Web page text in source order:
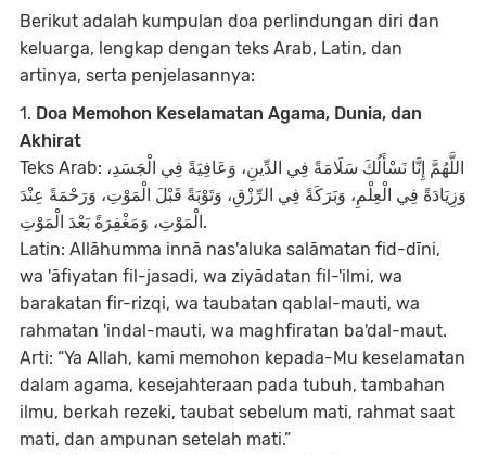
Berikut adalah kumpulan doa perlindungan diri dan
keluarga, lengkap dengan teks Arab, Latin, dan
artinya, serta penjelasannya:
1. Doa Memohon Keselamatan Agama, Dunia, dan
Akhirat
Teks Arab: اللَّهُمَّ إِنَّا نَسْأَلُكَ سَلَامَةً فِي الدِّينِ، وَعَافِيَةً فِي الْجَسَدِ،
وَزِيَادَةً فِي الْعِلْمِ، وَبَرَكَةً فِي الرِّزْقِ، وَتَوْبَةً قَبْلَ الْمَوْتِ، وَرَحْمَةً عِنْدَ
الْمَوْتِ، وَمَغْفِرَةً بَعْدَ الْمَوْتِ.
Latin: Allāhumma innā nas'aluka salāmatan fid-dīni,
wa 'āfiyatan fil-jasadi, wa ziyādatan fil-'ilmi, wa
barakatan fir-rizqi, wa taubatan qablal-mauti, wa
rahmatan 'indal-mauti, wa maghfiratan ba'dal-maut.
Arti: “Ya Allah, kami memohon kepada-Mu keselamatan
dalam agama, kesejahteraan pada tubuh, tambahan
ilmu, berkah rezeki, taubat sebelum mati, rahmat saat
mati, dan ampunan setelah mati.”